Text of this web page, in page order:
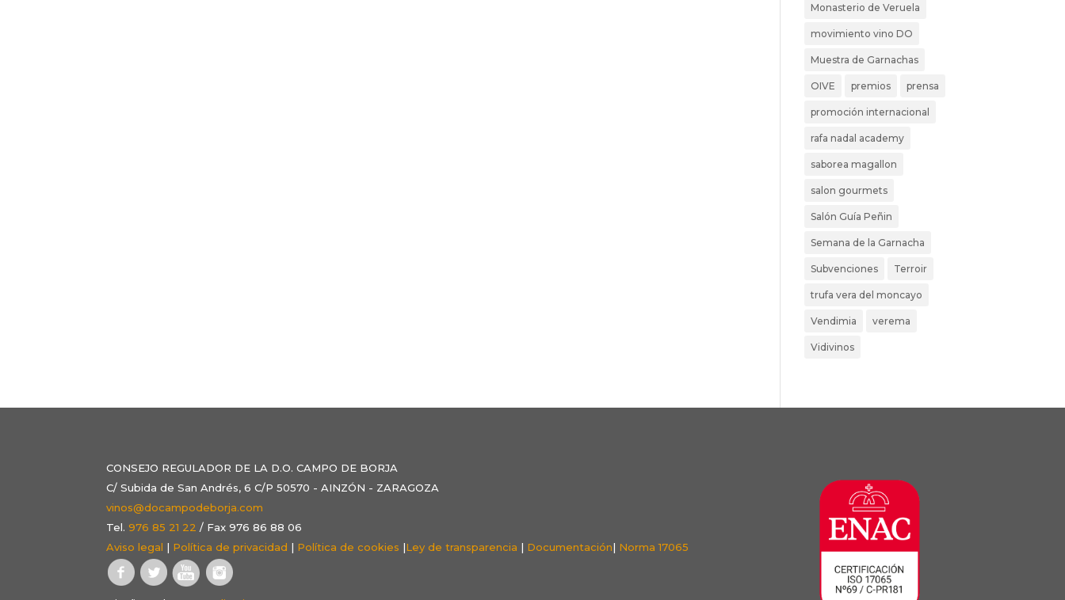
Monasterio de Veruela
movimiento vino DO
Muestra de Garnachas
OIVE premios prensa
promoción internacional
rafa nadal academy
saborea magallon
salon gourmets
Salón Guía Peñin
Semana de la Garnacha
Subvenciones Terroir
trufa vera del moncayo
Vendimia verema
Vidivinos
CONSEJO REGULADOR DE LA D.O. CAMPO DE BORJA
C/ Subida de San Andrés, 6 C/P 50570 - AINZÓN - ZARAGOZA
vinos@docampodeborja.com
Tel.976 85 21 22 / Fax 976 86 88 06
Aviso legal | Política de privacidad | Política de cookies |Ley de transparencia | Documentación| Norma 17065